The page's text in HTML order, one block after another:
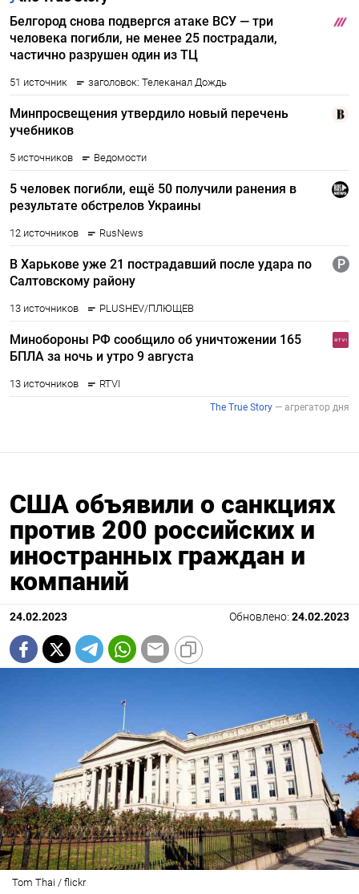
США объявили о санкциях
против 200 российских и
иностранных граждан и
компаний
24.02.2023 Обновлено: 24.02.2023
Tom Thai / flickr